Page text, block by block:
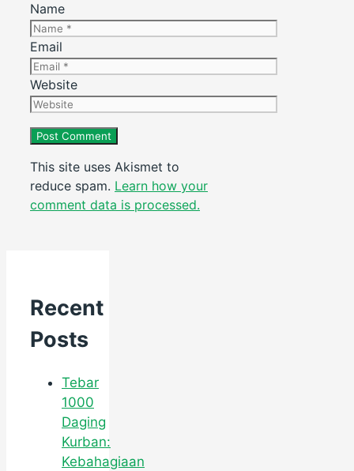
Name
Email
Website
This site uses Akismet to
reduce spam. Learn how your
comment data is processed.
Recent
Posts
Tebar
1000
Daging
Kurban:
Kebahagiaan